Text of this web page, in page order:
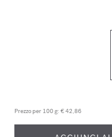
Prezzo per 100 g: € 42,86